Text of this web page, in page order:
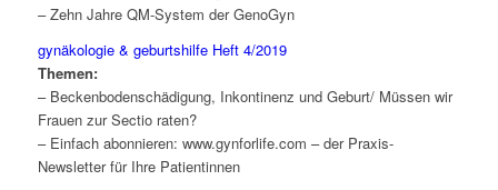
– Zehn Jahre QM-System der GenoGyn
gynäkologie & geburtshilfe Heft 4/2019
Themen:
– Beckenbodenschädigung, Inkontinenz und Geburt/ Müssen wir
Frauen zur Sectio raten?
– Einfach abonnieren: www.gynforlife.com – der Praxis-
Newsletter für Ihre Patientinnen